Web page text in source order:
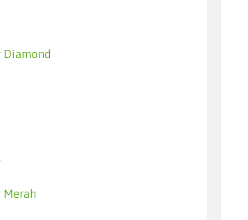
Diamond
Merah